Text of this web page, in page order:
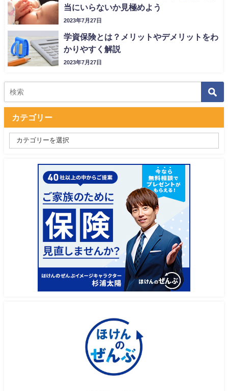
当にいらないか見極めよう
2023年7月27日
学資保険とは？メリットやデメリットをわ
かりやすく解説
2023年7月27日
カテゴリー